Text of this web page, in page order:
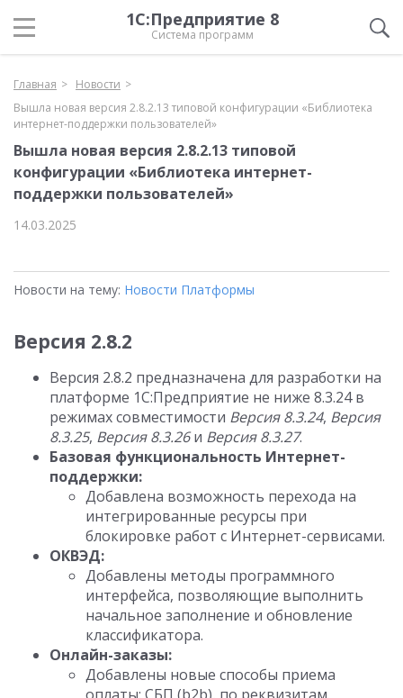
1С:Предприятие 8
Система программ
Главная
Новости
Вышла новая версия 2.8.2.13 типовой конфигурации «Библиотека
интернет-поддержки пользователей»
Вышла новая версия 2.8.2.13 типовой
конфигурации «Библиотека интернет-
поддержки пользователей»
14.03.2025
Новости на тему: Новости Платформы
Версия 2.8.2
Версия 2.8.2 предназначена для разработки на
платформе 1С:Предприятие не ниже 8.3.24 в
режимах совместимости Версия 8.3.24, Версия
8.3.25, Версия 8.3.26и Версия 8.3.27.
Базовая функциональность Интернет-
поддержки:
Добавлена возможность перехода на
интегрированные ресурсы при
блокировке работ с Интернет-сервисами.
ОКВЭД:
Добавлены методы программного
интерфейса, позволяющие выполнить
начальное заполнение и обновление
классификатора.
Онлайн-заказы:
Добавлены новые способы приема